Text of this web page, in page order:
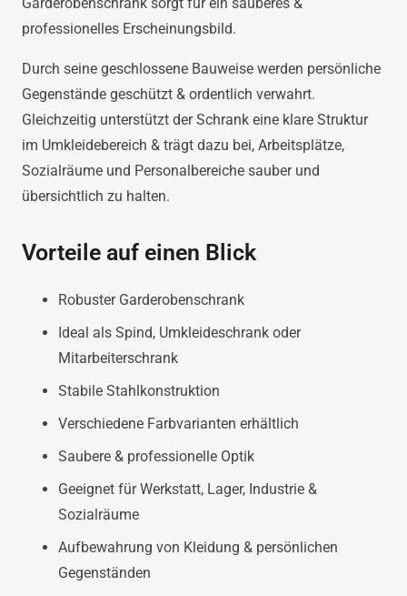
professionelles Erscheinungsbild.
Durch seine geschlossene Bauweise werden persönliche
Gegenstände geschützt & ordentlich verwahrt.
Gleichzeitig unterstützt der Schrank eine klare Struktur
im Umkleidebereich & trägt dazu bei, Arbeitsplätze,
Sozialräume und Personalbereiche sauber und
übersichtlich zu halten.
Vorteile auf einen Blick
Robuster Garderobenschrank
Ideal als Spind, Umkleideschrank oder
Mitarbeiterschrank
Stabile Stahlkonstruktion
Verschiedene Farbvarianten erhältlich
Saubere & professionelle Optik
Geeignet für Werkstatt, Lager, Industrie &
Sozialräume
Aufbewahrung von Kleidung & persönlichen
Gegenständen